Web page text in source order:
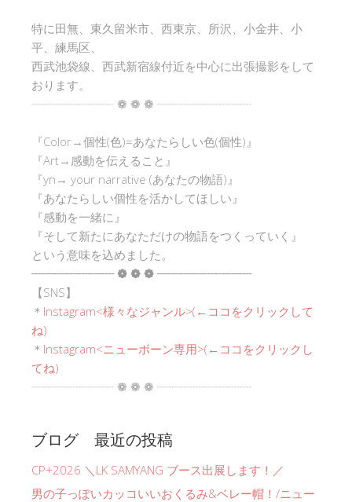
特に田無、東久留米市、西東京、所沢、小金井、小
平、練馬区、
西武池袋線、西武新宿線付近を中心に出張撮影をして
おります。
┈┈┈┈┈┈┈ ❁ ❁ ❁ ┈┈┈┈┈┈┈┈
『Color→個性(色)=あなたらしい色(個性)』
『Art→感動を伝えること』
『yn→ your narrative (あなたの物語)』
『あなたらしい個性を活かしてほしい』
『感動を一緒に』
『そして新たにあなただけの物語をつくっていく』
という意味を込めました。
┈┈┈┈┈┈┈ ❁ ❁ ❁ ┈┈┈┈┈┈┈┈
【SNS】
＊ Instagram<様々なジャンル>(←ココをクリックして
ね)
＊ Instagram<ニューボーン専用>(←ココをクリックし
てね)
┈┈┈┈┈┈┈ ❁ ❁ ❁ ┈┈┈┈┈┈┈┈
ブログ 最近の投稿
CP+2026 ＼LK SAMYANG ブース出展します！／
男の子っぽいカッコいいおくるみ&ベレー帽！/ニュー